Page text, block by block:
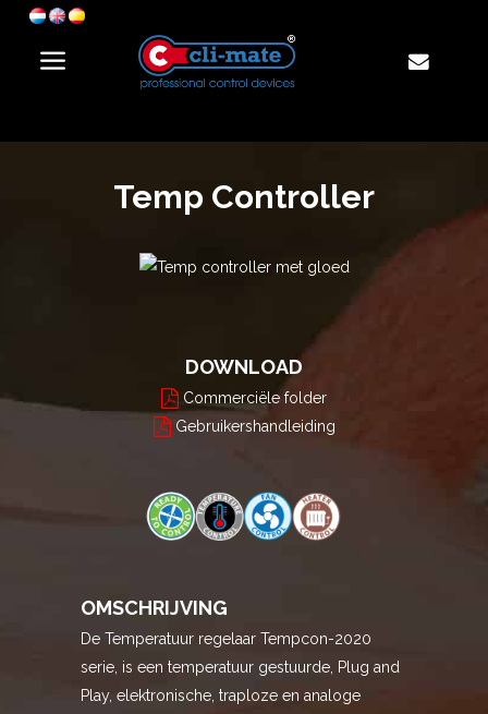
Temp Controller
DOWNLOAD
Commerciële folder
Gebruikershandleiding
OMSCHRIJVING
De Temperatuur regelaar Tempcon-2020
serie, is een temperatuur gestuurde, Plug and
Play, elektronische, traploze en analoge